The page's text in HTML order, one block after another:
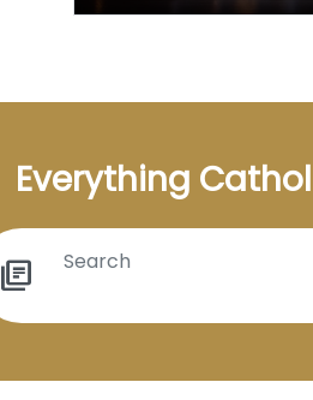
Everything
library_books